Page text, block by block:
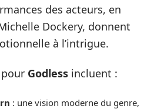
des acteurs, en
Dockery, donnent
à l’intrigue.
Godless incluent :
: une vision moderne du genre,